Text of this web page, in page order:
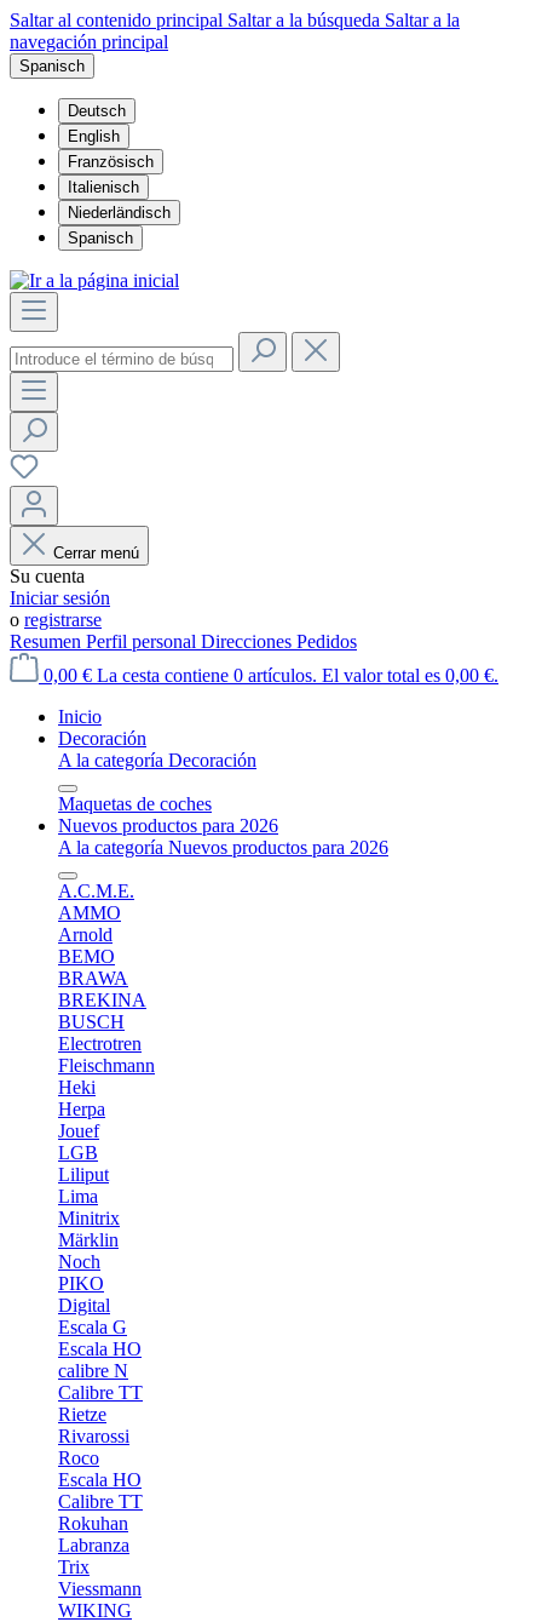
Saltar al contenido principal Saltar a la búsqueda Saltar a la
navegación principal
Spanisch
Deutsch
English
Französisch
Italienisch
Niederländisch
Spanisch
Cerrar menú
Su cuenta
Iniciar sesión
o registrarse
Resumen Perfil personal Direcciones Pedidos
0,00 € La cesta contiene 0 artículos. El valor total es 0,00 €.
Inicio
Decoración
A la categoría Decoración
Maquetas de coches
Nuevos productos para 2026
A la categoría Nuevos productos para 2026
A.C.M.E.
AMMO
Arnold
BEMO
BRAWA
BREKINA
BUSCH
Electrotren
Fleischmann
Heki
Herpa
Jouef
LGB
Liliput
Lima
Minitrix
Märklin
Noch
PIKO
Digital
Escala G
Escala HO
calibre N
Calibre TT
Rietze
Rivarossi
Roco
Escala HO
Calibre TT
Rokuhan
Labranza
Trix
Viessmann
WIKING